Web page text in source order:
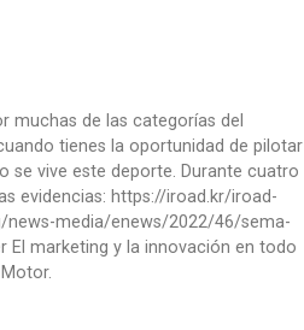
muchas de las categorías del
tienes la oportunidad de pilotar
se vive este deporte. Durante cuatro
evidencias: https://iroad.kr/iroad-
news-media/enews/2022/46/sema-
marketing y la innovación en todo